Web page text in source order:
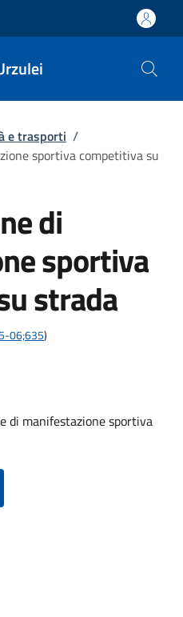
e trasporti /
sportiva competitiva su
di
sportiva
strada
06;635)
di manifestazione sportiva